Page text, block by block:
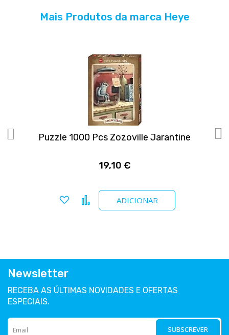
Mais Produtos da marca Heye
Puzzle 1000 Pcs Zozoville Jarantine
19,10 €
ADICIONAR
Adicionar a favoritos
Comparar
Newsletter
RECEBA AS ÚLTIMAS NOVIDADES E OFERTAS
ESPECIAIS.
SUBSCREVER